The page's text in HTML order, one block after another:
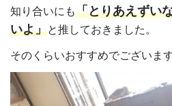
知り合いにも「とりあえずい
いよ」と推しておきました。
そのくらいおすすめでございます